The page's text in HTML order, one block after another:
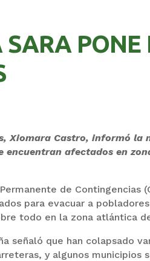
PONE
Xiomara Castro, informó la
encuentran afectados en
de Contingencias
para evacuar a
todo en la zona atlántica
señaló que han colapsado
y algunos